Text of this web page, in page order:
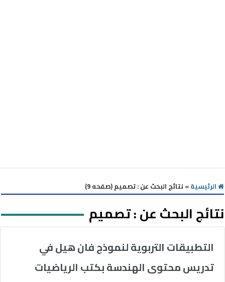
الرئيسية» نتائج البحث عن : تصميم (صفحه 9)
نتائج البحث عن :تصميم
التطبيقات التربوية لنموذج فان هيل في
تدريس محتوى الهندسة بكتب الرياضيات